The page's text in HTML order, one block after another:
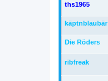
ths1965
käptnblaubär
Die Röders
ribfreak